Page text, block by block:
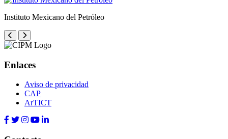
Instituto Mexicano del Petróleo
Enlaces
Aviso de privacidad
CAP
ArTICT